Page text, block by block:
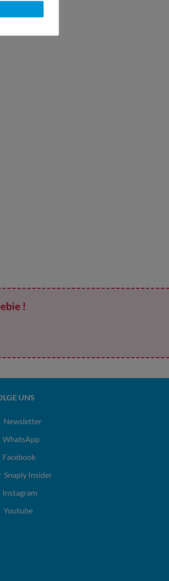
!
UNS
Newsletter
WhatsApp
Facebook
Snaply Insider
Instagram
Youtube